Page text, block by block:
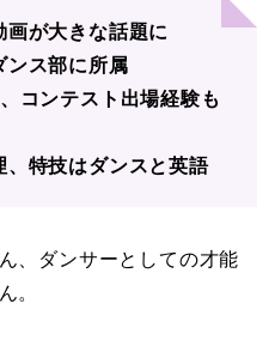
画が大きな話題に
ンス部に所属
コンテスト出場経験も
、特技はダンスと英語
、ダンサーとしての才能
。